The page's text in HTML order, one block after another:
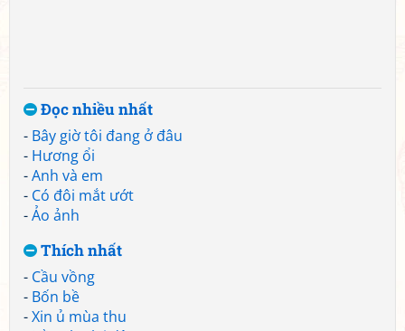
Đọc nhiều nhất
- Bây giờ tôi đang ở đâu
- Hương ổi
-Anh và em
- Có đôi mắt ướt
-Ảo ảnh
Thích nhất
- Cầu vồng
- Bốn bề
-Xin ủ mùa thu